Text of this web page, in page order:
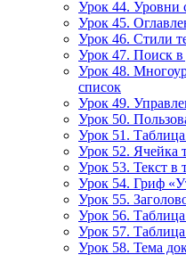
Урок 44. Уровни
Урок 45.
Урок 46. Стили
Урок 47. Поиск в
Урок 48.
список
Урок 49.
Урок 50.
Урок 51.
Урок 52. Ячейка
Урок 53. Текст в
Урок 54. Гриф
Урок 55.
Урок 56.
Урок 57.
Урок 58. Тема